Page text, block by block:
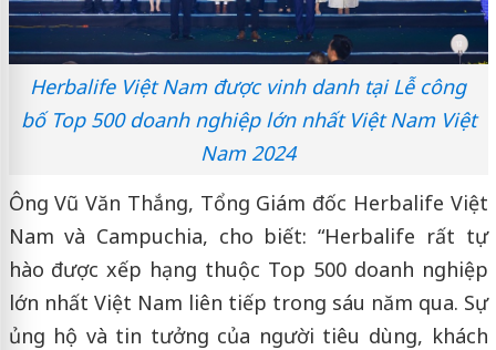
Herbalife Việt Nam được vinh danh tại Lễ công
bố Top 500 doanh nghiệp lớn nhất Việt Nam Việt
Nam 2024
Ông Vũ Văn Thắng, Tổng Giám đốc Herbalife Việt
Nam và Campuchia, cho biết: “Herbalife rất tự
hào được xếp hạng thuộc Top 500 doanh nghiệp
lớn nhất Việt Nam liên tiếp trong sáu năm qua. Sự
ủng hộ và tin tưởng của người tiêu dùng, khách